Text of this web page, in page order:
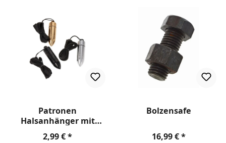
Patronen
Halsanhänger mit
Versteck 'Bullet'
Regulärer Preis:
2,99 €
Bolzensafe
Regulärer Preis:
16,99 €